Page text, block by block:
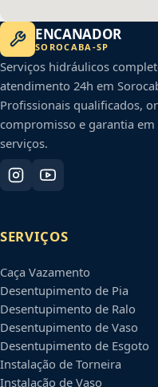
ENCANADOR
SOROCABA -SP
Serviços hidráulicos
atendimento 24h em
Profissionais qualificados,
compromisso e garantia em
serviços.
SERVIÇOS
Caça Vazamento
Desentupimento de Pia
Desentupimento de Ralo
Desentupimento de Vaso
Desentupimento de Esgoto
Instalação de Torneira
Instalação de Vaso